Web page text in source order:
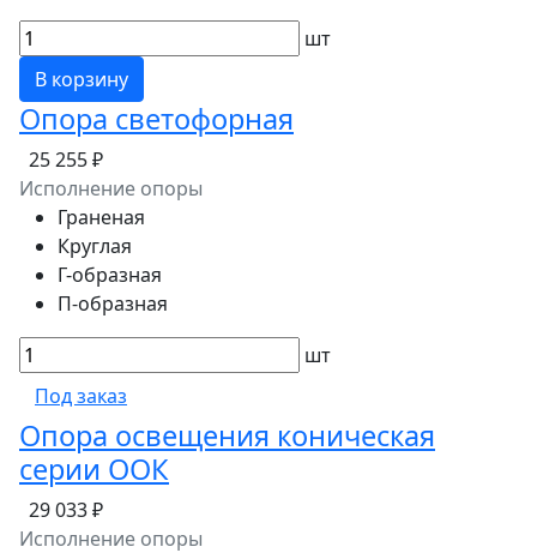
шт
В корзину
Опора светофорная
25 255 ₽
Исполнение опоры
Граненая
Круглая
Г-образная
П-образная
шт
Под заказ
Опора освещения коническая
серии ООК
29 033 ₽
Исполнение опоры